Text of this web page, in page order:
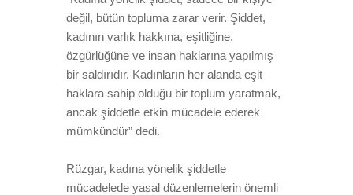
değil, bütün topluma zarar verir. Şiddet,
kadının varlık hakkına, eşitliğine,
özgürlüğüne ve insan haklarına yapılmış
bir saldırıdır. Kadınların her alanda eşit
haklara sahip olduğu bir toplum yaratmak,
ancak şiddetle etkin mücadele ederek
mümkündür” dedi.
Rüzgar, kadına yönelik şiddetle
mücadelede yasal düzenlemelerin önemli